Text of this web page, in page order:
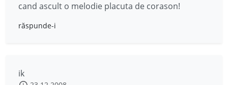
cand ascult o melodie placuta de corason!
răspunde-i
ik